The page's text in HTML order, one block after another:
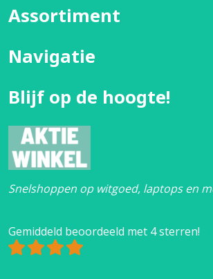
Assortiment
Navigatie
Blijf op de hoogte!
Snelshoppen op witgoed, laptops en
Gemiddeld beoordeeld met 4 sterren!